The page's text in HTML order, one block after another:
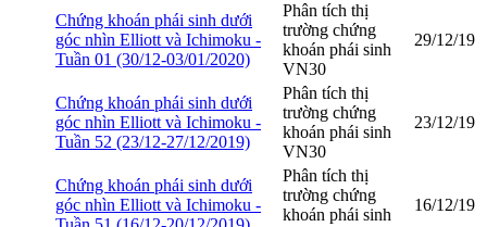
Chứng khoán phái sinh dưới
góc nhìn Elliott và Ichimoku -
Tuần 01 (30/12-03/01/2020)
Phân tích thị
trường chứng
khoán phái sinh
VN30
29/12/19
Chứng khoán phái sinh dưới
góc nhìn Elliott và Ichimoku -
Tuần 52 (23/12-27/12/2019)
Phân tích thị
trường chứng
khoán phái sinh
VN30
23/12/19
Chứng khoán phái sinh dưới
góc nhìn Elliott và Ichimoku -
Phân tích thị
trường chứng
khoán phái sinh
16/12/19